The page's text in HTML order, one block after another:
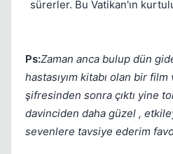
sürerler. Bu Vatikan'ın
Ps:Zaman anca bulup dün
hastasıyım kitabı olan bir
şifresinden sonra çıktı yine
davinciden daha güzel ,
sevenlere tavsiye ederim